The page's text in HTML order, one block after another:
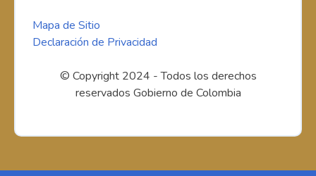
Mapa de Sitio
Declaración de Privacidad
© Copyright 2024 - Todos los derechos
reservados Gobierno de Colombia